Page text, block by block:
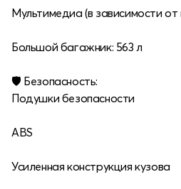
Мультимедиа (в зависимости
Большой багажник: 563 л
🛡 Безопасность:
Подушки безопасности
ABS
Усиленная конструкция кузова